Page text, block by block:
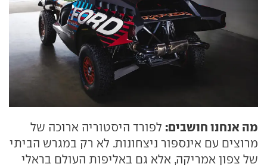
מה אנחנו חושבים: לפורד היסטוריה ארוכה של
מרוצים עם אינספור ניצחונות. לא רק במגרש הביתי
של צפון אמריקה, אלא גם באליפות העולם בראלי